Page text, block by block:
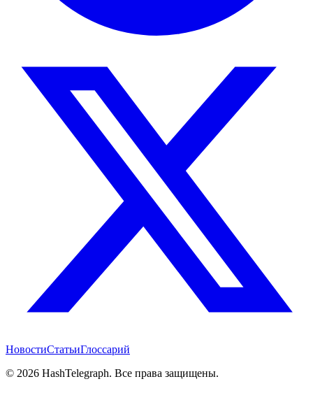
НовостиСтатьиГлоссарий
© 2026 HashTelegraph. Все права защищены.